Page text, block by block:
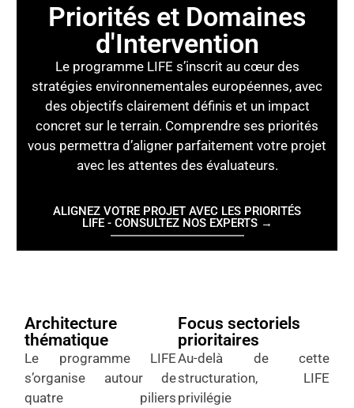
Priorités et Domaines
d'Intervention
Le programme LIFE s’inscrit au cœur des
stratégies environnementales européennes, avec
des objectifs clairement définis et un impact
concret sur le terrain. Comprendre ses priorités
vous permettra d’aligner parfaitement votre projet
avec les attentes des évaluateurs.
ALIGNEZ VOTRE PROJET AVEC LES PRIORITÉS
LIFE - CONSULTEZ NOS EXPERTS →
Architecture
thématique
Le programme LIFE
s’organise autour de
quatre piliers
Focus sectoriels
prioritaires
Au-delà de cette
structuration, LIFE
privilégie